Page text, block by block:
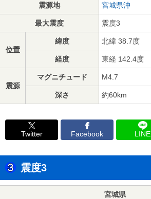
震源地 宮城県沖
最大震度 震度3
位置
緯度 北緯 38.7度
経度 東経 142.4度
震源
マグニチュード M4.7
深さ 約60km
Twitter Facebook LINE
震度3
宮城県